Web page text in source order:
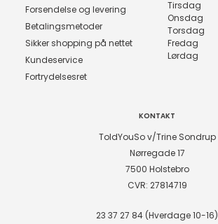
Forsendelse og levering
Betalingsmetoder
Sikker shopping på nettet
Kundeservice
Fortrydelsesret
Tirsdag
Onsdag
Torsdag
Fredag
Lørdag
KONTAKT
ToldYouSo v/Trine Sondrup
Nørregade 17
7500 Holstebro
CVR: 27814719
23 37 27 84 (Hverdage 10-16)